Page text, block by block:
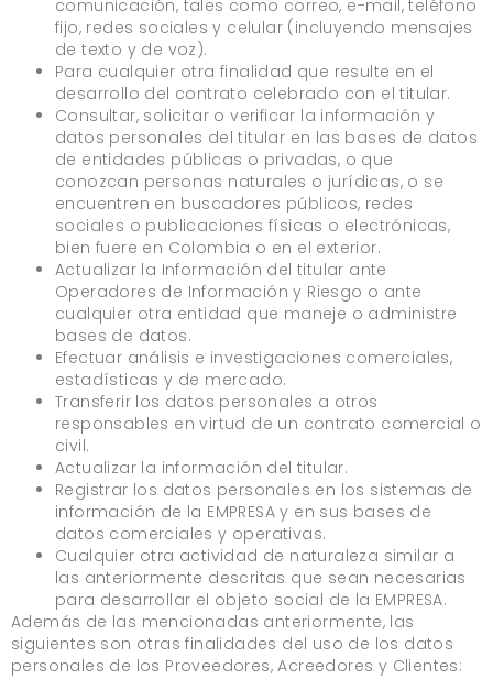
comunicación, tales como correo, e-mail, teléfono
fijo, redes sociales y celular (incluyendo mensajes
de texto y de voz).
Para cualquier otra finalidad que resulte en el
desarrollo del contrato celebrado con el titular.
Consultar, solicitar o verificar la información y
datos personales del titular en las bases de datos
de entidades públicas o privadas, o que
conozcan personas naturales o jurídicas, o se
encuentren en buscadores públicos, redes
sociales o publicaciones físicas o electrónicas,
bien fuere en Colombia o en el exterior.
Actualizar la Información del titular ante
Operadores de Información y Riesgo o ante
cualquier otra entidad que maneje o administre
bases de datos.
Efectuar análisis e investigaciones comerciales,
estadísticas y de mercado.
Transferir los datos personales a otros
responsables en virtud de un contrato comercial o
civil.
Actualizar la información del titular.
Registrar los datos personales en los sistemas de
información de la EMPRESA y en sus bases de
datos comerciales y operativas.
Cualquier otra actividad de naturaleza similar a
las anteriormente descritas que sean necesarias
para desarrollar el objeto social de la EMPRESA.
Además de las mencionadas anteriormente, las
siguientes son otras finalidades del uso de los datos
personales de los Proveedores, Acreedores y Clientes: